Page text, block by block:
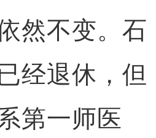
然不变。石
经退休，但
第一师医